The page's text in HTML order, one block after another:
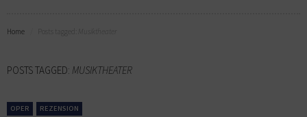
Home
POSTS TAGGED: MUSIKTHEATER
OPER REZENSION